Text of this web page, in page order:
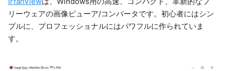
リーウェアの画像ビューア/コンバータです。初心者にはシン
プルに、プロフェッショナルにはパワフルに作られていま
す。